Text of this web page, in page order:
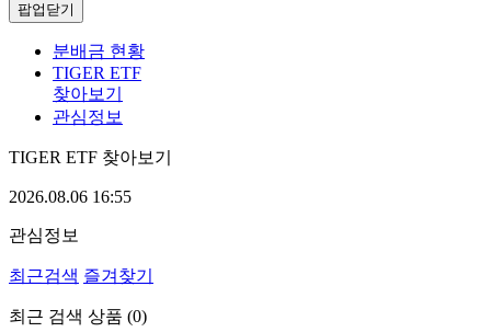
팝업닫기
분배금 현황
TIGER ETF
찾아보기
관심정보
TIGER ETF 찾아보기
2026.08.06 16:55
관심정보
최근검색 즐겨찾기
최근 검색 상품 (0)